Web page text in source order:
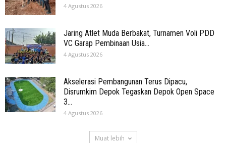
4 Agustus 2026
Jaring Atlet Muda Berbakat, Turnamen Voli PDD
VC Garap Pembinaan Usia...
4 Agustus 2026
Akselerasi Pembangunan Terus Dipacu,
Disrumkim Depok Tegaskan Depok Open Space
3...
4 Agustus 2026
Muat lebih